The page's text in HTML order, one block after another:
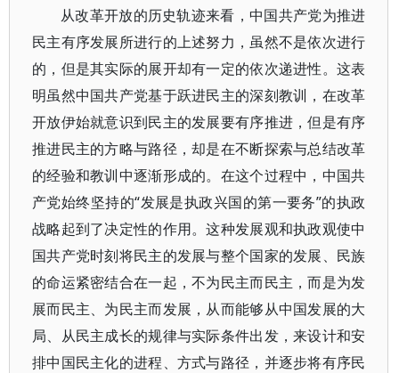
从改革开放的历史轨迹来看，中国共产党为推进
民主有序发展所进行的上述努力，虽然不是依次进行
的，但是其实际的展开却有一定的依次递进性。这表
明虽然中国共产党基于跃进民主的深刻教训，在改革
开放伊始就意识到民主的发展要有序推进，但是有序
推进民主的方略与路径，却是在不断探索与总结改革
的经验和教训中逐渐形成的。在这个过程中，中国共
产党始终坚持的“发展是执政兴国的第一要务”的执政
战略起到了决定性的作用。这种发展观和执政观使中
国共产党时刻将民主的发展与整个国家的发展、民族
的命运紧密结合在一起，不为民主而民主，而是为发
展而民主、为民主而发展，从而能够从中国发展的大
局、从民主成长的规律与实际条件出发，来设计和安
排中国民主化的进程、方式与路径，并逐步将有序民